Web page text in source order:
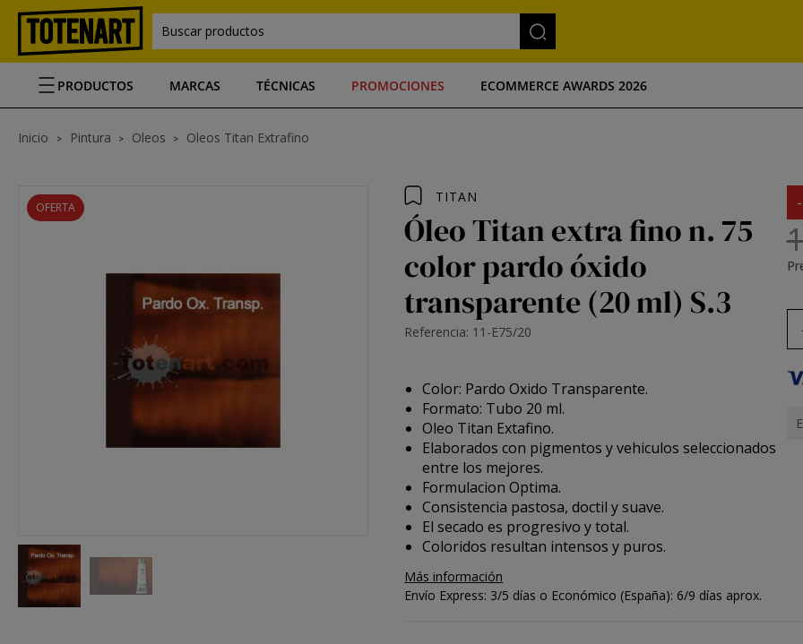
Buscar productos
PRODUCTOS MARCAS TÉCNICAS PROMOCIONES ECOMMERCE AWARDS 2026
Inicio Pintura Oleos Oleos Titan Extrafino
OFERTA
TITAN
Óleo Titan extra fino n. 75
color pardo óxido
transparente (20 ml) S.3
Referencia: 11-E75/20
Color: Pardo Oxido Transparente.
Formato: Tubo 20 ml.
Oleo Titan Extafino.
Elaborados con pigmentos y vehiculos seleccionados
entre los mejores.
Formulacion Optima.
Consistencia pastosa, doctil y suave.
El secado es progresivo y total.
Coloridos resultan intensos y puros.
Más información
Envío Express: 3/5 días o Económico (España): 6/9 días aprox.